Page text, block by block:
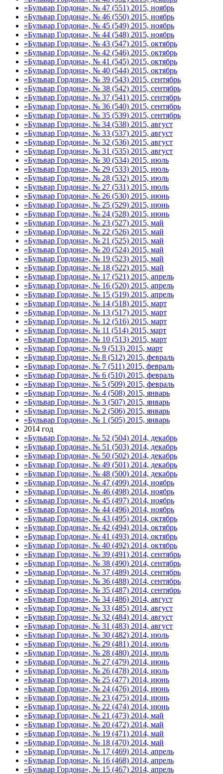
«Бульвар Гордона», № 47 (551) 2015, ноябрь
«Бульвар Гордона», № 46 (550) 2015, ноябрь
«Бульвар Гордона», № 45 (549) 2015, ноябрь
«Бульвар Гордона», № 44 (548) 2015, ноябрь
«Бульвар Гордона», № 43 (547) 2015, октябрь
«Бульвар Гордона», № 42 (546) 2015, октябрь
«Бульвар Гордона», № 41 (545) 2015, октябрь
«Бульвар Гордона», № 40 (544) 2015, октябрь
«Бульвар Гордона», № 39 (543) 2015, сентябрь
«Бульвар Гордона», № 38 (542) 2015, сентябрь
«Бульвар Гордона», № 37 (541) 2015, сентябрь
«Бульвар Гордона», № 36 (540) 2015, сентябрь
«Бульвар Гордона», № 35 (539) 2015, сентябрь
«Бульвар Гордона», № 34 (538) 2015, август
«Бульвар Гордона», № 33 (537) 2015, август
«Бульвар Гордона», № 32 (536) 2015, август
«Бульвар Гордона», № 31 (535) 2015, август
«Бульвар Гордона», № 30 (534) 2015, июль
«Бульвар Гордона», № 29 (533) 2015, июль
«Бульвар Гордона», № 28 (532) 2015, июль
«Бульвар Гордона», № 27 (531) 2015, июль
«Бульвар Гордона», № 26 (530) 2015, июнь
«Бульвар Гордона», № 25 (529) 2015, июнь
«Бульвар Гордона», № 24 (528) 2015, июнь
«Бульвар Гордона», № 23 (527) 2015, май
«Бульвар Гордона», № 22 (526) 2015, май
«Бульвар Гордона», № 21 (525) 2015, май
«Бульвар Гордона», № 20 (524) 2015, май
«Бульвар Гордона», № 19 (523) 2015, май
«Бульвар Гордона», № 18 (522) 2015, май
«Бульвар Гордона», № 17 (521) 2015, апрель
«Бульвар Гордона», № 16 (520) 2015, апрель
«Бульвар Гордона», № 15 (519) 2015, апрель
«Бульвар Гордона», № 14 (518) 2015, март
«Бульвар Гордона», № 13 (517) 2015, март
«Бульвар Гордона», № 12 (516) 2015, март
«Бульвар Гордона», № 11 (514) 2015, март
«Бульвар Гордона», № 10 (513) 2015, март
«Бульвар Гордона», № 9 (513) 2015, март
«Бульвар Гордона», № 8 (512) 2015, февраль
«Бульвар Гордона», № 7 (511) 2015, февраль
«Бульвар Гордона», № 6 (510) 2015, февраль
«Бульвар Гордона», № 5 (509) 2015, февраль
«Бульвар Гордона», № 4 (508) 2015, январь
«Бульвар Гордона», № 3 (507) 2015, январь
«Бульвар Гордона», № 2 (506) 2015, январь
«Бульвар Гордона», № 1 (505) 2015, январь
2014 год
«Бульвар Гордона», № 52 (504) 2014, декабрь
«Бульвар Гордона», № 51 (503) 2014, декабрь
«Бульвар Гордона», № 50 (502) 2014, декабрь
«Бульвар Гордона», № 49 (501) 2014, декабрь
«Бульвар Гордона», № 48 (500) 2014, декабрь
«Бульвар Гордона», № 47 (499) 2014, ноябрь
«Бульвар Гордона», № 46 (498) 2014, ноябрь
«Бульвар Гордона», № 45 (497) 2014, ноябрь
«Бульвар Гордона», № 44 (496) 2014, ноябрь
«Бульвар Гордона», № 43 (495) 2014, октябрь
«Бульвар Гордона», № 42 (494) 2014, октябрь
«Бульвар Гордона», № 41 (493) 2014, октябрь
«Бульвар Гордона», № 40 (492) 2014, октябрь
«Бульвар Гордона», № 39 (491) 2014, сентябрь
«Бульвар Гордона», № 38 (490) 2014, сентябрь
«Бульвар Гордона», № 37 (489) 2014, сентябрь
«Бульвар Гордона», № 36 (488) 2014, сентябрь
«Бульвар Гордона», № 35 (487) 2014, сентябрь
«Бульвар Гордона», № 34 (486) 2014, август
«Бульвар Гордона», № 33 (485) 2014, август
«Бульвар Гордона», № 32 (484) 2014, август
«Бульвар Гордона», № 31 (483) 2014, август
«Бульвар Гордона», № 30 (482) 2014, июль
«Бульвар Гордона», № 29 (481) 2014, июль
«Бульвар Гордона», № 28 (480) 2014, июль
«Бульвар Гордона», № 27 (479) 2014, июнь
«Бульвар Гордона», № 26 (478) 2014, июль
«Бульвар Гордона», № 25 (477) 2014, июнь
«Бульвар Гордона», № 24 (476) 2014, июнь
«Бульвар Гордона», № 23 (475) 2014, июнь
«Бульвар Гордона», № 22 (474) 2014, июнь
«Бульвар Гордона», № 21 (473) 2014, май
«Бульвар Гордона», № 20 (472) 2014, май
«Бульвар Гордона», № 19 (471) 2014, май
«Бульвар Гордона», № 18 (470) 2014, май
«Бульвар Гордона», № 17 (469) 2014, апрель
«Бульвар Гордона», № 16 (468) 2014, апрель
«Бульвар Гордона», № 15 (467) 2014, апрель